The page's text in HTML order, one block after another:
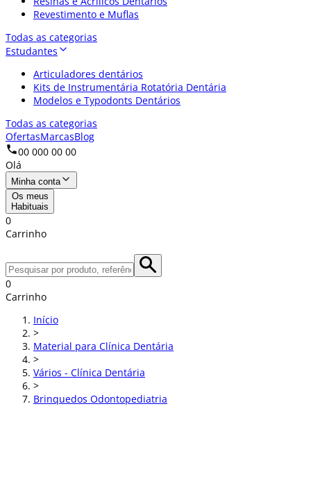
Revestimento e Muflas
Todas as categorias
Estudantes
Articuladores dentários
Kits de Instrumentária Rotatória Dentária
Modelos e Typodonts Dentários
Todas as categorias
OfertasMarcasBlog
00 000 00 00
Olá
Minha conta
Os meus
Habituais
0
Carrinho
0
Carrinho
Início
>
Material para Clínica Dentária
>
Vários - Clínica Dentária
>
Brinquedos Odontopediatria